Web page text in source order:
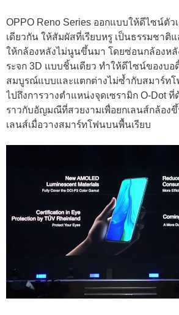
OPPO Reno Series ออกแบบให้ดีไซน์ตัว
เดียวกัน ให้สัมผัสที่เรียบหรู เป็นธรรมชาติ
ให้กล้องหลังไม่นูนขึ้นมา โดยซ่อนกล้องหลั
ระจก 3D แบบชิ้นเดียว ทำให้ดีไซน์ของบอ
สมบูรณ์แบบและแตกต่างไม่ซ้ำกับสมาร์ท
ไปถึงการวางตำแหน่งจุดเซรามิก O-Dot ที่
ราวกับอัญมณีที่สวยงามเพื่อยกเลนส์กล้อง
เลนส์เมื่อวางสมาร์ทโฟนบนพื้นเรียบ